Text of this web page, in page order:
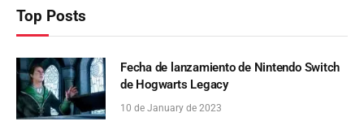
Top Posts
Fecha de lanzamiento de Nintendo Switch
de Hogwarts Legacy
10 de January de 2023